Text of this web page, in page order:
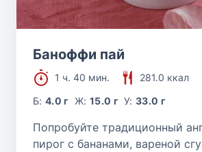
Баноффи пай
1 ч. 40 мин.
281.0 ккал
Б:4.0 г Ж: 15.0 г У:33.0 г
Попробуйте традиционный
пирог с бананами, вареной